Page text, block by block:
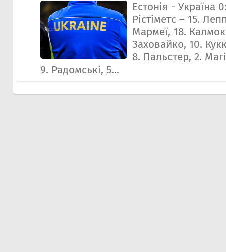
Естонія - Україна
Рістіметс – 15.
Мармеї, 18.
Заховайко, 10.
8. Пальстер, 2.
9. Радомськi, 5...